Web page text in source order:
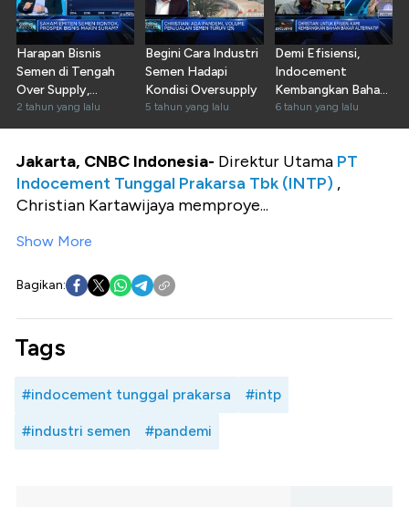
Harapan Bisnis
Semen di Tengah
Over Supply,
Sahamnya Layak
Koleksi?
2 tahun yang lalu
Begini Cara Industri
Semen Hadapi
Kondisi Oversupply
5 tahun yang lalu
Demi Efisiensi,
Indocement
Kembangkan Bahan
Bakar Alternatif
6 tahun yang lalu
Jakarta, CNBC Indonesia- Direktur Utama PT
Indocement Tunggal Prakarsa Tbk (INTP) ,
Christian Kartawijaya memproye...
Show More
Bagikan:
Tags
#indocement tunggal prakarsa #intp
#industri semen #pandemi